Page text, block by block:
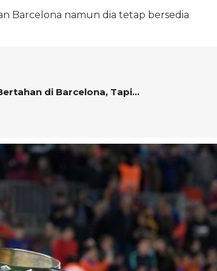
Barcelona namun dia tetap bersedia
di Barcelona, Tapi...